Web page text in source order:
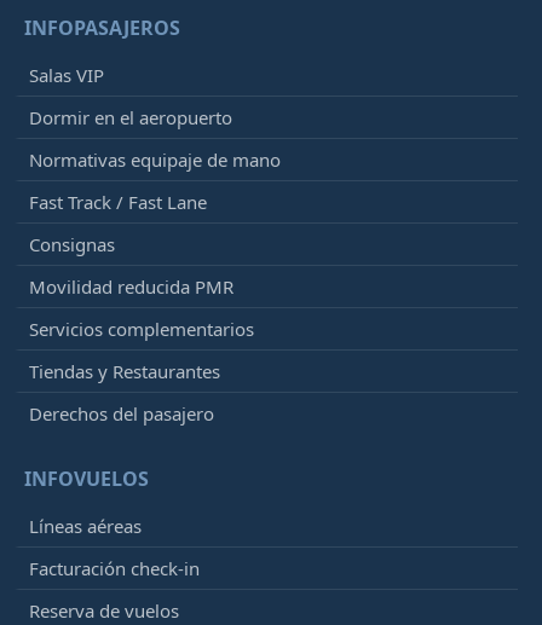
INFOPASAJEROS
Salas VIP
Dormir en el aeropuerto
Normativas equipaje de mano
Fast Track / Fast Lane
Consignas
Movilidad reducida PMR
Servicios complementarios
Tiendas y Restaurantes
Derechos del pasajero
INFOVUELOS
Líneas aéreas
Facturación check-in
Reserva de vuelos